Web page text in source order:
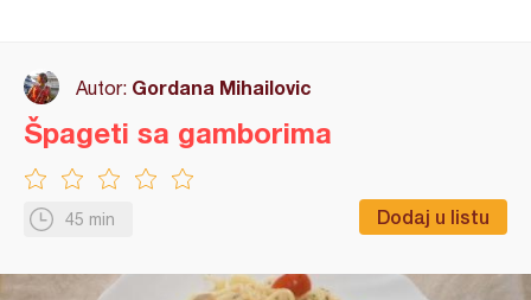
Autor: Gordana Mihailovic
45 min Dodaj u listu
Špageti sa gamborima